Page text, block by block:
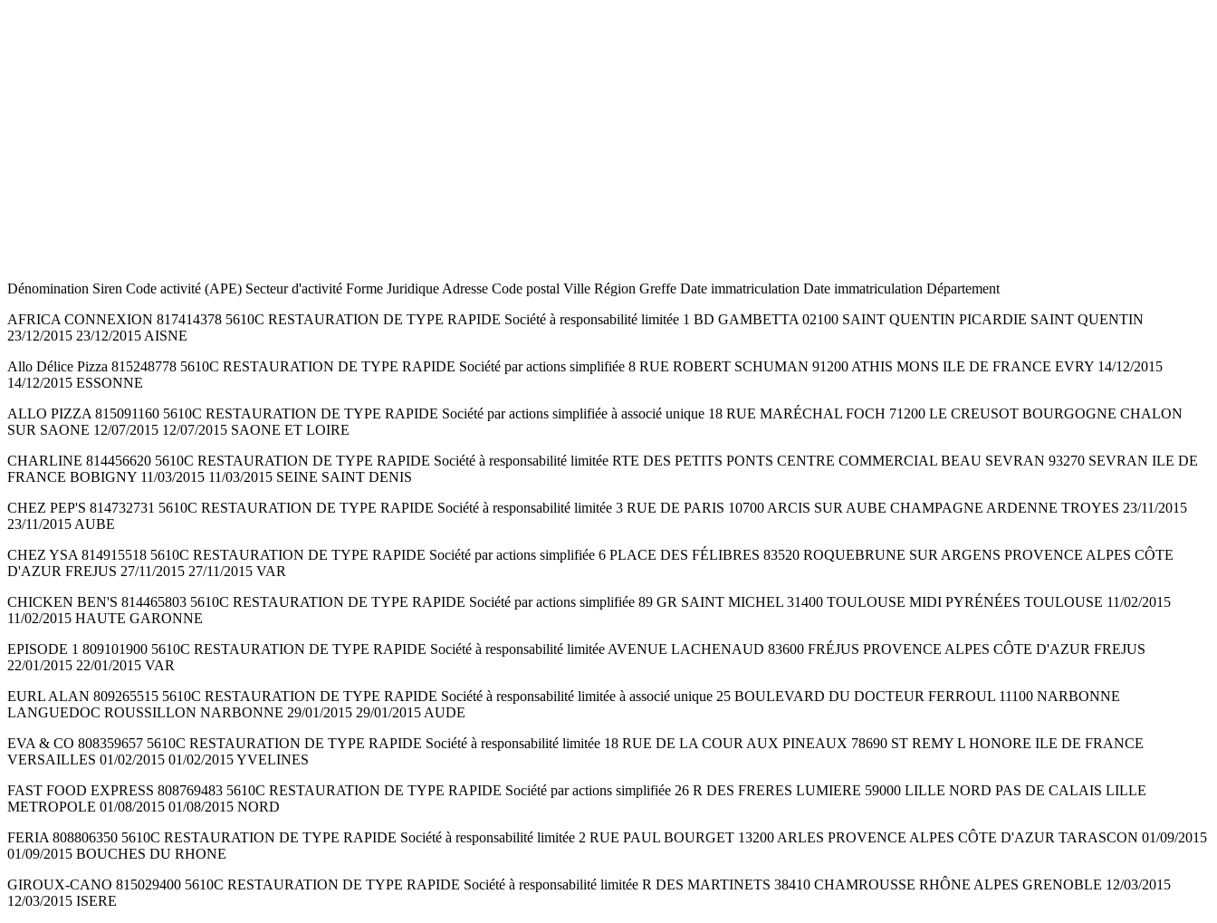
Dénomination Siren Code activité (APE) Secteur d'activité Forme Juridique Adresse Code postal Ville Région Greffe Date immatriculation Date immatriculation Département
AFRICA CONNEXION 817414378 5610C RESTAURATION DE TYPE RAPIDE Société à responsabilité limitée 1 BD GAMBETTA 02100 SAINT QUENTIN PICARDIE SAINT QUENTIN
23/12/2015 23/12/2015 AISNE
Allo Délice Pizza 815248778 5610C RESTAURATION DE TYPE RAPIDE Société par actions simplifiée 8 RUE ROBERT SCHUMAN 91200 ATHIS MONS ILE DE FRANCE EVRY 14/12/2015
14/12/2015 ESSONNE
ALLO PIZZA 815091160 5610C RESTAURATION DE TYPE RAPIDE Société par actions simplifiée à associé unique 18 RUE MARÉCHAL FOCH 71200 LE CREUSOT BOURGOGNE CHALON
SUR SAONE 12/07/2015 12/07/2015 SAONE ET LOIRE
CHARLINE 814456620 5610C RESTAURATION DE TYPE RAPIDE Société à responsabilité limitée RTE DES PETITS PONTS CENTRE COMMERCIAL BEAU SEVRAN 93270 SEVRAN ILE DE
FRANCE BOBIGNY 11/03/2015 11/03/2015 SEINE SAINT DENIS
CHEZ PEP'S 814732731 5610C RESTAURATION DE TYPE RAPIDE Société à responsabilité limitée 3 RUE DE PARIS 10700 ARCIS SUR AUBE CHAMPAGNE ARDENNE TROYES 23/11/2015
23/11/2015 AUBE
CHEZ YSA 814915518 5610C RESTAURATION DE TYPE RAPIDE Société par actions simplifiée 6 PLACE DES FÉLIBRES 83520 ROQUEBRUNE SUR ARGENS PROVENCE ALPES CÔTE
D'AZUR FREJUS 27/11/2015 27/11/2015 VAR
CHICKEN BEN'S 814465803 5610C RESTAURATION DE TYPE RAPIDE Société par actions simplifiée 89 GR SAINT MICHEL 31400 TOULOUSE MIDI PYRÉNÉES TOULOUSE 11/02/2015
11/02/2015 HAUTE GARONNE
EPISODE 1 809101900 5610C RESTAURATION DE TYPE RAPIDE Société à responsabilité limitée AVENUE LACHENAUD 83600 FRÉJUS PROVENCE ALPES CÔTE D'AZUR FREJUS
22/01/2015 22/01/2015 VAR
EURL ALAN 809265515 5610C RESTAURATION DE TYPE RAPIDE Société à responsabilité limitée à associé unique 25 BOULEVARD DU DOCTEUR FERROUL 11100 NARBONNE
LANGUEDOC ROUSSILLON NARBONNE 29/01/2015 29/01/2015 AUDE
EVA & CO 808359657 5610C RESTAURATION DE TYPE RAPIDE Société à responsabilité limitée 18 RUE DE LA COUR AUX PINEAUX 78690 ST REMY L HONORE ILE DE FRANCE
VERSAILLES 01/02/2015 01/02/2015 YVELINES
FAST FOOD EXPRESS 808769483 5610C RESTAURATION DE TYPE RAPIDE Société par actions simplifiée 26 R DES FRERES LUMIERE 59000 LILLE NORD PAS DE CALAIS LILLE
METROPOLE 01/08/2015 01/08/2015 NORD
FERIA 808806350 5610C RESTAURATION DE TYPE RAPIDE Société à responsabilité limitée 2 RUE PAUL BOURGET 13200 ARLES PROVENCE ALPES CÔTE D'AZUR TARASCON 01/09/2015
01/09/2015 BOUCHES DU RHONE
GIROUX-CANO 815029400 5610C RESTAURATION DE TYPE RAPIDE Société à responsabilité limitée R DES MARTINETS 38410 CHAMROUSSE RHÔNE ALPES GRENOBLE 12/03/2015
12/03/2015 ISERE